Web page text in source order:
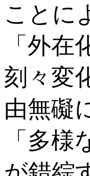
ことに
「外
刻々変
由無礙
「多